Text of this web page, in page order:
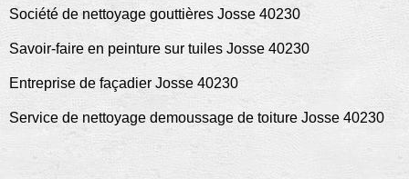
Société de nettoyage gouttières Josse 40230
Savoir-faire en peinture sur tuiles Josse 40230
Entreprise de façadier Josse 40230
Service de nettoyage demoussage de toiture Josse 40230